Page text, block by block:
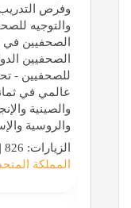
وفرص
والتوجيه
الصحفيين في
الصحفيين
للصحفيين -
عالمي في
والصينية
والروسية
الزيارات: 826 | التقييم: 0 | المقيّمين: 0 | الدولة:
المملكة